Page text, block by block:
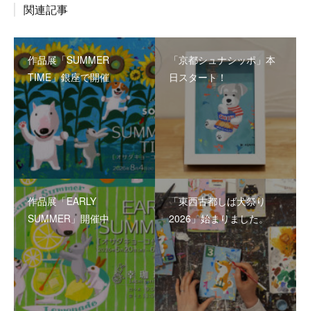
関連記事
作品展「SUMMER
TIME」銀座で開催
「京都シュナシッポ」本
日スタート！
作品展「EARLY
SUMMER」開催中
「東西古都しば犬祭り
2026」始まりました。